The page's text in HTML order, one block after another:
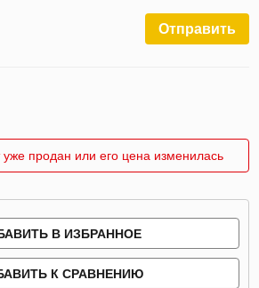
Отправить
продан или его цена изменилась
В ИЗБРАННОЕ
К СРАВНЕНИЮ